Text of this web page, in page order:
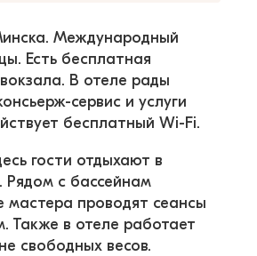
Международный
Есть бесплатная
В отеле рады
сервис и услуги
бесплатный Wi-Fi.
гости отдыхают в
Рядом с бассейнам
мастера проводят сеансы
Также в отеле работает
свободных весов.